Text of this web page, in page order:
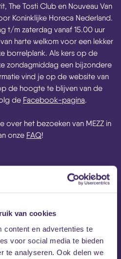
van cookies
content en advertenties te
voor social media te bieden
te analyseren. Ook delen we
The Tosti Club en Nouveau Van
Koninklijke Horeca Nederland.
t/m zaterdag vanaf 15.00 uur
harte welkom voor een lekker
borrelplank. Als kers op de
zondagmiddag een bijzondere
vind je op de website van
de hoogte te blijven van de
de Facebook-pagina.
over het bezoeken van MEZZ in
onze FAQ!